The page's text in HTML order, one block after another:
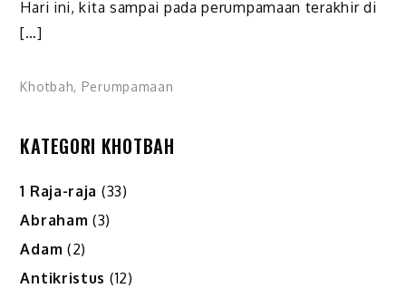
Hari ini, kita sampai pada perumpamaan terakhir di
[…]
Khotbah, Perumpamaan
KATEGORI KHOTBAH
1 Raja-raja (33)
Abraham (3)
Adam (2)
Antikristus (12)